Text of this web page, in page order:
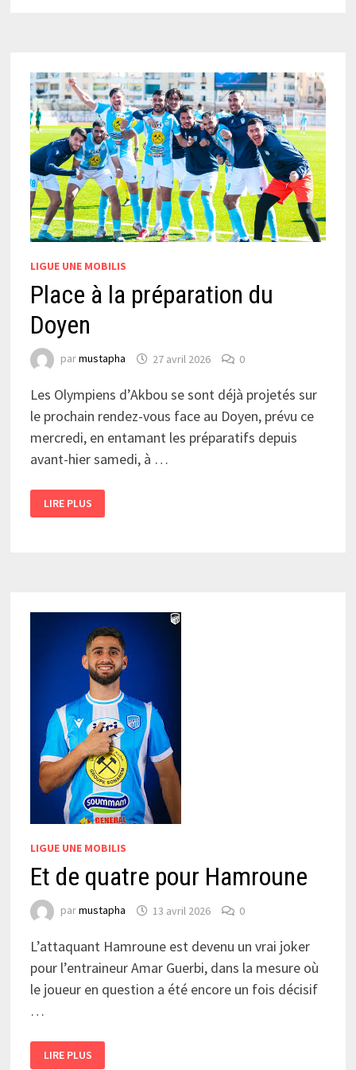
LIGUE UNE MOBILIS
Place à la préparation du
Doyen
parmustapha 27 avril 2026 0
Les Olympiens d’Akbou se sont déjà projetés sur
le prochain rendez-vous face au Doyen, prévu ce
mercredi, en entamant les préparatifs depuis
avant-hier samedi, à …
À
LA
LIRE PLUS
LIGUE UNE MOBILIS
Et de quatre pour Hamroune
parmustapha 13 avril 2026 0
L’attaquant Hamroune est devenu un vrai joker
pour l’entraineur Amar Guerbi, dans la mesure où
le joueur en question a été encore un fois décisif
…
DE
LIRE PLUS